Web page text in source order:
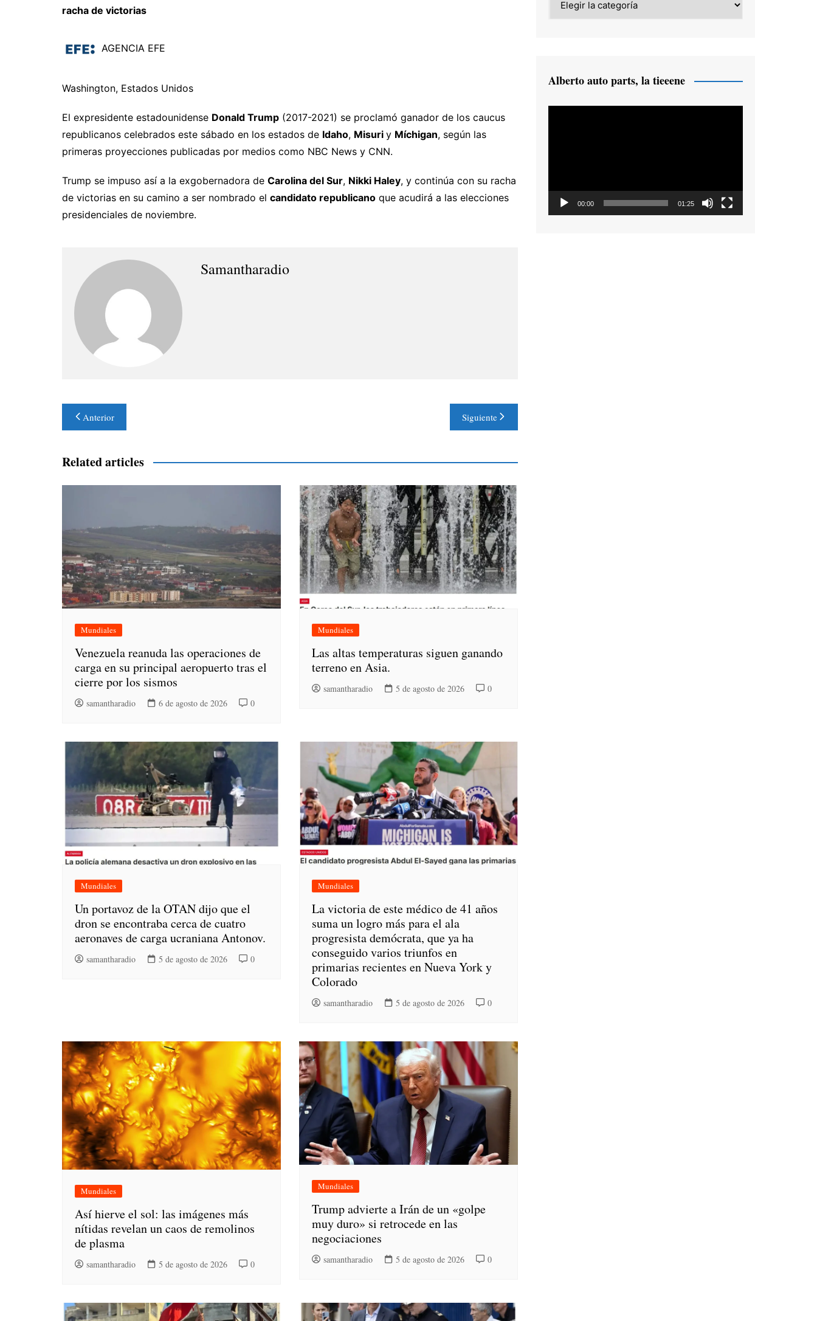
racha de victorias
AGENCIA EFE
Washington, Estados Unidos
El expresidente estadounidense Donald Trump (2017-2021) se proclamó ganador de los caucus
republicanos celebrados este sábado en los estados de Idaho, Misuri y Míchigan, según las
primeras proyecciones publicadas por medios como NBC News y CNN.
Trump se impuso así a la exgobernadora de Carolina del Sur, Nikki Haley, y continúa con su racha
de victorias en su camino a ser nombrado el candidato republicano que acudirá a las elecciones
presidenciales de noviembre.
Samantharadio
Navegación
de
entradas
Anterior Siguiente
Related articles
Mundiales
Venezuela reanuda las operaciones de
carga en su principal aeropuerto tras el
cierre por los sismos
samantharadio 6 de agosto de 2026 0
Mundiales
Las altas temperaturas siguen ganando
terreno en Asia.
samantharadio 5 de agosto de 2026 0
Mundiales
Un portavoz de la OTAN dijo que el
dron se encontraba cerca de cuatro
aeronaves de carga ucraniana Antonov.
samantharadio 5 de agosto de 2026 0
Mundiales
La victoria de este médico de 41 años
suma un logro más para el ala
progresista demócrata, que ya ha
conseguido varios triunfos en
primarias recientes en Nueva York y
Colorado
samantharadio 5 de agosto de 2026 0
Mundiales
Así hierve el sol: las imágenes más
nítidas revelan un caos de remolinos
de plasma
samantharadio 5 de agosto de 2026 0
Mundiales
Trump advierte a Irán de un «golpe
muy duro» si retrocede en las
negociaciones
samantharadio 5 de agosto de 2026 0
Alberto auto parts, la tieeene
00:00 01:25